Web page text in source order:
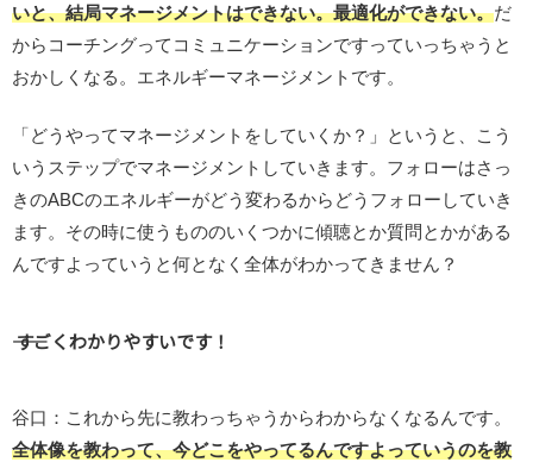
いと、結局マネージメントはできない。最適化ができない。だ
からコーチングってコミュニケーションですっていっちゃうと
おかしくなる。エネルギーマネージメントです。
「どうやってマネージメントをしていくか？」というと、こう
いうステップでマネージメントしていきます。フォローはさっ
きのABCのエネルギーがどう変わるからどうフォローしていき
ます。その時に使うもののいくつかに傾聴とか質問とかがある
んですよっていうと何となく全体がわかってきません？
―― すごくわかりやすいです！
谷口：これから先に教わっちゃうからわからなくなるんです。
全体像を教わって、今どこをやってるんですよっていうのを教